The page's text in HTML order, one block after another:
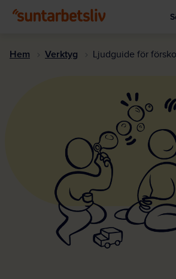
till
Hem Verktyg Ljudguide för